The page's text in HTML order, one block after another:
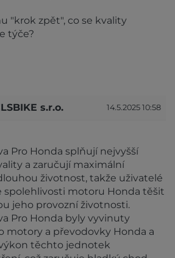
"krok zpět", co se kvality
týče?
s.r.o. 14.5.2025 10:58
Pro Honda splňují nejvyšší
a zaručují maximální
životnost, takže uživatelé
spolehlivosti motoru Honda těšit
jeho provozní životnosti.
Pro Honda byly vyvinuty
motory a převodovky Honda a
těchto jednotek